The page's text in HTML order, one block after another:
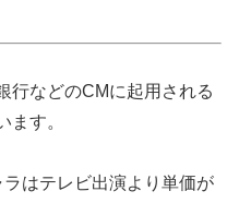
行などのCMに起用される
ます。
はテレビ出演より単価が